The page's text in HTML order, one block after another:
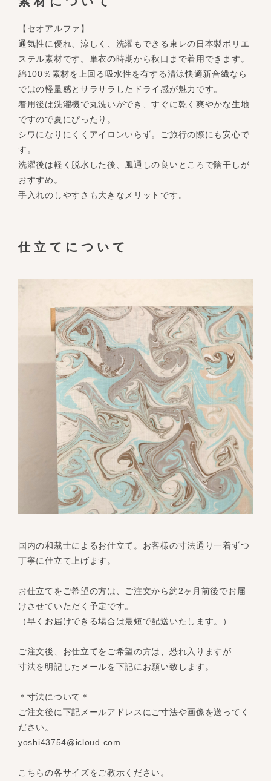
【セオアルファ】
通気性に優れ、涼しく、洗濯もできる東レの日本製ポリエ
ステル素材です。単衣の時期から秋口まで着用できます。
綿100％素材を上回る吸水性を有する清涼快適新合繊なら
ではの軽量感とサラサラしたドライ感が魅力です。
着用後は洗濯機で丸洗いができ、すぐに乾く爽やかな生地
ですので夏にぴったり。
シワになりにくくアイロンいらず。ご旅行の際にも安心で
す。
洗濯後は軽く脱水した後、風通しの良いところで陰干しが
おすすめ。
手入れのしやすさも大きなメリットです。
仕立てについて
国内の和裁士によるお仕立て。お客様の寸法通り一着ずつ
丁寧に仕立て上げます。
お仕立てをご希望の方は、ご注文から約2ヶ月前後でお届
けさせていただく予定です。
（早くお届けできる場合は最短で配送いたします。）
ご注文後、お仕立てをご希望の方は、恐れ入りますが
寸法を明記したメールを下記にお願い致します。
＊寸法について＊
ご注文後に下記メールアドレスにご寸法や画像を送ってく
ださい。
yoshi43754@icloud.com
こちらの各サイズをご教示ください。